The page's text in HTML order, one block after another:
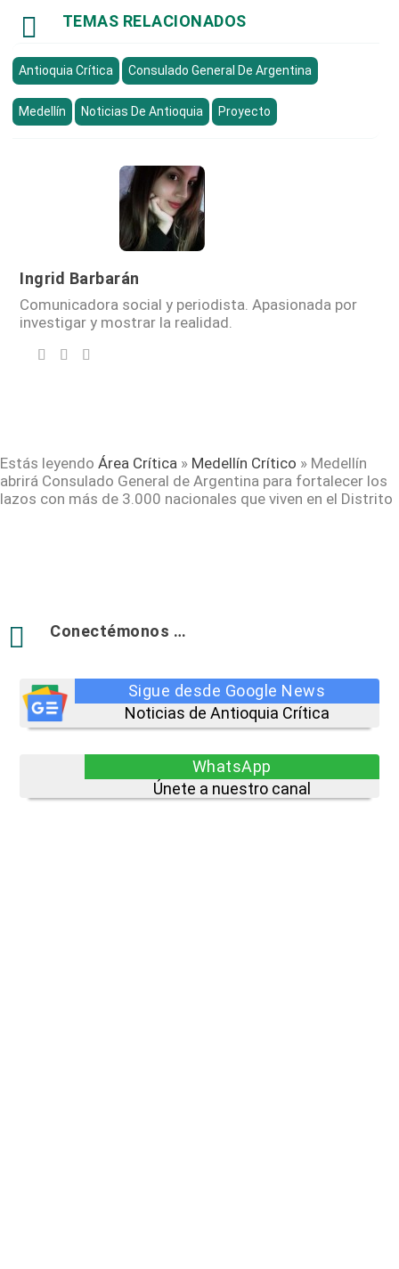
 TEMAS RELACIONADOS
Antioquia Crítica Consulado General De Argentina
Medellín Noticias De Antioquia Proyecto
Ingrid Barbarán
Comunicadora social y periodista. Apasionada por
investigar y mostrar la realidad.
Estás leyendo Área Crítica » Medellín Crítico » Medellín
abrirá Consulado General de Argentina para fortalecer los
lazos con más de 3.000 nacionales que viven en el Distrito
 Conectémonos …
Sigue desde Google News
Noticias de Antioquia Crítica
WhatsApp
Únete a nuestro canal